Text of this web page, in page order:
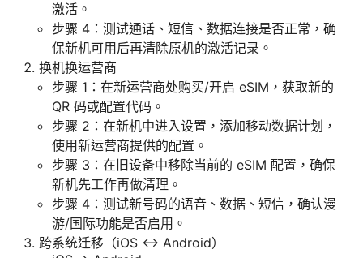
激活。
步骤 4：测试通话、短信、数据连接是否正常，确
保新机可用后再清除原机的激活记录。
换机换运营商
步骤 1：在新运营商处购买/开启 eSIM，获取新的
QR 码或配置代码。
步骤 2：在新机中进入设置，添加移动数据计划，
使用新运营商提供的配置。
步骤 3：在旧设备中移除当前的 eSIM 配置，确保
新机先工作再做清理。
步骤 4：测试新号码的语音、数据、短信，确认漫
游/国际功能是否启用。
跨系统迁移（iOS ↔ Android）